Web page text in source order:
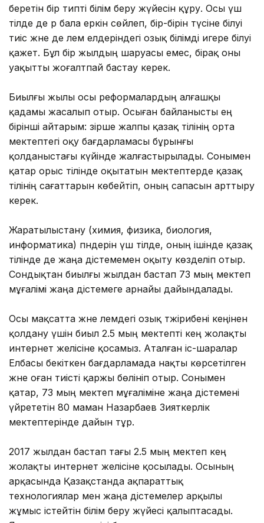
беретін бір типті білім беру жүйесін құру. Осы үш
тілде де әр бала еркін сөйлеп, бір-бірін түсіне білуі
тиіс және де әлем елдеріндегі озық білімді игере білуі
қажет. Бұл бір жылдың шаруасы емес, бірақ оны
уақытты жоғалтпай бастау керек.
Биылғы жылы осы реформалардың алғашқы
қадамы жасалып отыр. Осыған байланысты ең
бірінші айтарым: әзірше жалпы қазақ тілінің орта
мектептегі оқу бағдарламасы бұрынғы
қолданыстағы күйінде жалғастырылады. Сонымен
қатар орыс тілінде оқытатын мектептерде қазақ
тілінің сағаттарын көбейтіп, оның сапасын арттыру
керек.
Жаратылыстану (химия, физика, биология,
информатика) пәндерін үш тілде, оның ішінде қазақ
тілінде де жаңа әдістемемен оқыту көзделіп отыр.
Сондықтан биылғы жылдан бастап 73 мың мектеп
мұғалімі жаңа әдістемеге арнайы дайындалады.
Осы мақсатта және әлемдегі озық тәжірибені кеңінен
қолдану үшін биыл 2.5 мың мектепті кең жолақты
интернет желісіне қосамыз. Аталған іс-шаралар
Елбасы бекіткен бағдарламада нақты көрсетілген
және оған тиісті қаржы бөлініп отыр. Сонымен
қатар, 73 мың мектеп мұғаліміне жаңа әдістемені
үйрететін 80 маман Назарбаев Зияткерлік
мектептерінде дайын тұр.
2017 жылдан бастап тағы 2.5 мың мектеп кең
жолақты интернет желісіне қосылады. Осының
арқасында Қазақстанда ақпараттық
технологиялар мен жаңа әдістемелер арқылы
жұмыс істейтін білім беру жүйесі қалыптасады.